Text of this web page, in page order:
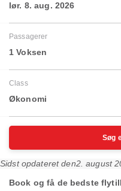
lør. 8. aug. 2026
Passagerer
1 Voksen
Class
Økonomi
Søg
Sidst opdateret den2. august
Book og få de bedste